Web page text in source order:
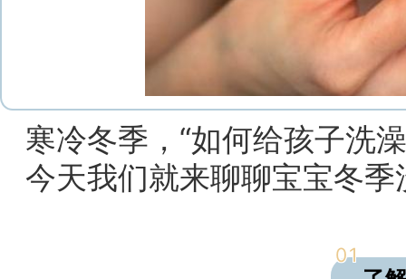
寒冷冬季，“如何给孩子洗
今天我们就来聊聊宝宝冬季
01